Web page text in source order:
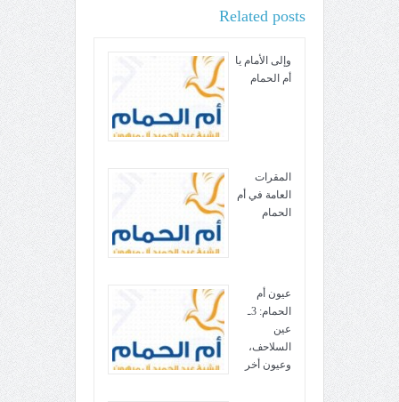
Related posts
وإلى الأمام يا
أم الحمام
المقرات
العامة في أم
الحمام
عيون أم
الحمام: 3ـ
عين
السلاحف،
وعيون أخر